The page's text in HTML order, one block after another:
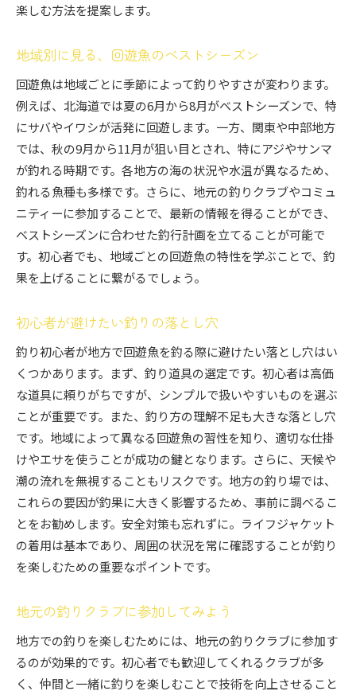
楽しむ方法を提案します。
地域別に見る、回遊魚のベストシーズン
回遊魚は地域ごとに季節によって釣りやすさが変わります。
例えば、北海道では夏の6月から8月がベストシーズンで、特
にサバやイワシが活発に回遊します。一方、関東や中部地方
では、秋の9月から11月が狙い目とされ、特にアジやサンマ
が釣れる時期です。各地方の海の状況や水温が異なるため、
釣れる魚種も多様です。さらに、地元の釣りクラブやコミュ
ニティーに参加することで、最新の情報を得ることができ、
ベストシーズンに合わせた釣行計画を立てることが可能で
す。初心者でも、地域ごとの回遊魚の特性を学ぶことで、釣
果を上げることに繋がるでしょう。
初心者が避けたい釣りの落とし穴
釣り初心者が地方で回遊魚を釣る際に避けたい落とし穴はい
くつかあります。まず、釣り道具の選定です。初心者は高価
な道具に頼りがちですが、シンプルで扱いやすいものを選ぶ
ことが重要です。また、釣り方の理解不足も大きな落とし穴
です。地域によって異なる回遊魚の習性を知り、適切な仕掛
けやエサを使うことが成功の鍵となります。さらに、天候や
潮の流れを無視することもリスクです。地方の釣り場では、
これらの要因が釣果に大きく影響するため、事前に調べるこ
とをお勧めします。安全対策も忘れずに。ライフジャケット
の着用は基本であり、周囲の状況を常に確認することが釣り
を楽しむための重要なポイントです。
地元の釣りクラブに参加してみよう
地方での釣りを楽しむためには、地元の釣りクラブに参加す
るのが効果的です。初心者でも歓迎してくれるクラブが多
く、仲間と一緒に釣りを楽しむことで技術を向上させること